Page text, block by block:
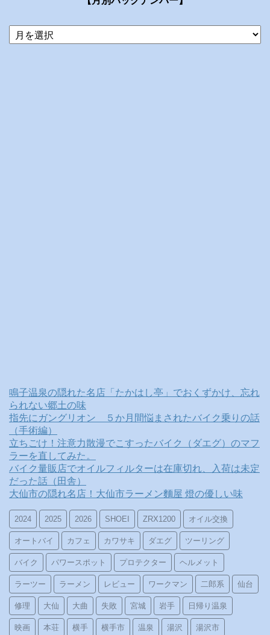
当
ブ
鳴子温泉の隠れた名店「たかはし亭」でおくずかけ、忘れ
られない郷土の味
指先にガングリオン ５か月間悩まされたバイク乗りの話
（手術編）
立ちごけ！注意力散漫でこすったバイク（ダエグ）のマフ
ラーを直してみた。
バイク量販店でオイルフィルターは在庫切れ、入荷は未定
だった話（田舎）
大仙市の隠れ名店！大仙市ラーメン麵屋 燈の優しい味
2024 2025 2026 SHOEI ZRX1200 オイル交換
オートバイ カフェ カワサキ ダエグ ツーリング
バイク パワースポット プロテクター ヘルメット
ラーツー ラーメン レビュー ワークマン 二郎系 仙台
修理 大仙 大曲 失敗 宮城 岩手 日帰り温泉
映画 本荘 横手 横手市 温泉 湯沢 湯沢市